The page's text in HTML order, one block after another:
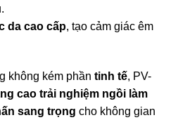
da cao cấp, tạo cảm giác êm
không kém phần tinh tế, PV-
cao trải nghiệm ngồi làm
sang trọng cho không gian